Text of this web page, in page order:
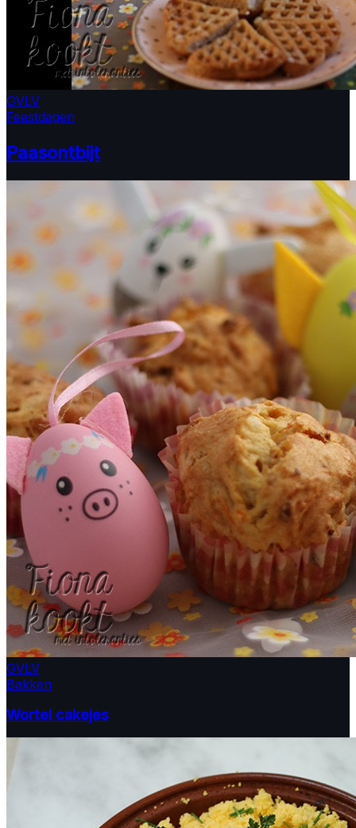
GVLV
Feestdagen
Paasontbijt
GVLV
Bakken
Wortel cakejes